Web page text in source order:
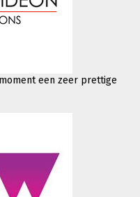
een zeer prettige